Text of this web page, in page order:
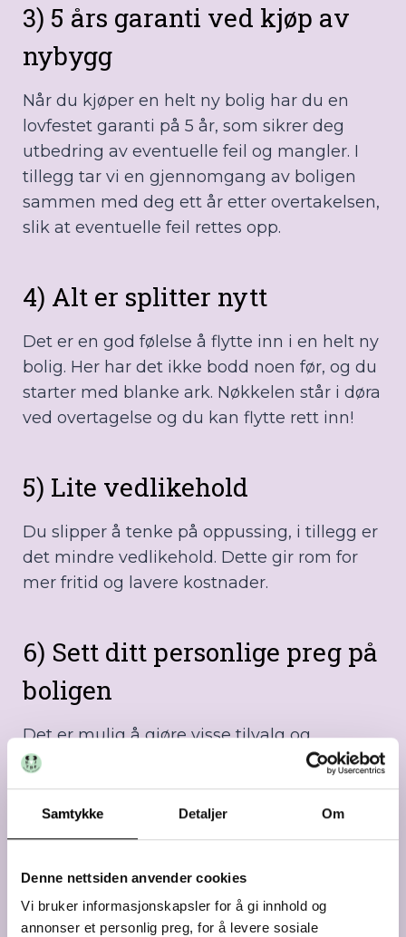
Samtykke Detaljer Om
Denne nettsiden anvender cookies
Vi bruker informasjonskapsler for å gi innhold og
annonser et personlig preg, for å levere sosiale
3) 5 års garanti ved kjøp av
nybygg
Når du kjøper en helt ny bolig har du en
lovfestet garanti på 5 år, som sikrer deg
utbedring av eventuelle feil og mangler. I
tillegg tar vi en gjennomgang av boligen
sammen med deg ett år etter overtakelsen,
slik at eventuelle feil rettes opp.
4) Alt er splitter nytt
Det er en god følelse å flytte inn i en helt ny
bolig. Her har det ikke bodd noen før, og du
starter med blanke ark. Nøkkelen står i døra
ved overtagelse og du kan flytte rett inn!
5) Lite vedlikehold
Du slipper å tenke på oppussing, i tillegg er
det mindre vedlikehold. Dette gir rom for
mer fritid og lavere kostnader.
6) Sett ditt personlige preg på
boligen
Det er mulig å gjøre visse tilvalg og
endringer, slik at du selv kan skreddersy
boligen etter eget behov og ønsker!
alt ved overtagelse